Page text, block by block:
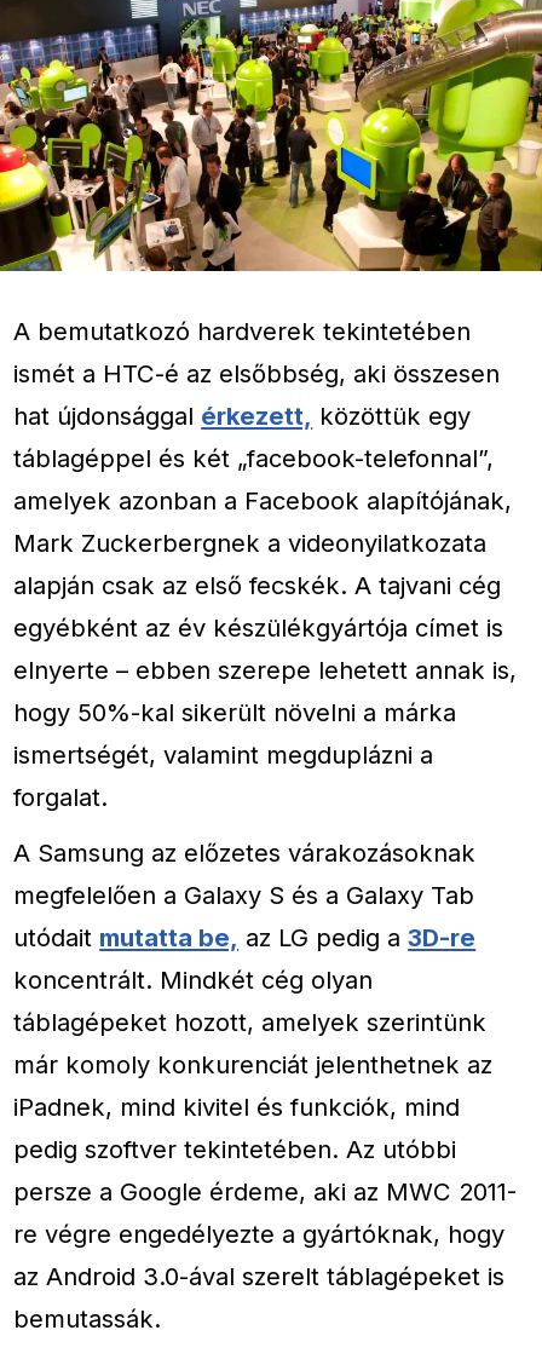
A bemutatkozó hardverek tekintetében
ismét a HTC-é az elsőbbség, aki összesen
hat újdonsággal érkezett, közöttük egy
táblagéppel és két „facebook-telefonnal”,
amelyek azonban a Facebook alapítójának,
Mark Zuckerbergnek a videonyilatkozata
alapján csak az első fecskék. A tajvani cég
egyébként az év készülékgyártója címet is
elnyerte – ebben szerepe lehetett annak is,
hogy 50%-kal sikerült növelni a márka
ismertségét, valamint megduplázni a
forgalat.
A Samsung az előzetes várakozásoknak
megfelelően a Galaxy S és a Galaxy Tab
utódait mutatta be, az LG pedig a3D-re
koncentrált. Mindkét cég olyan
táblagépeket hozott, amelyek szerintünk
már komoly konkurenciát jelenthetnek az
iPadnek, mind kivitel és funkciók, mind
pedig szoftver tekintetében. Az utóbbi
persze a Google érdeme, aki az MWC 2011-
re végre engedélyezte a gyártóknak, hogy
az Android 3.0-ával szerelt táblagépeket is
bemutassák.